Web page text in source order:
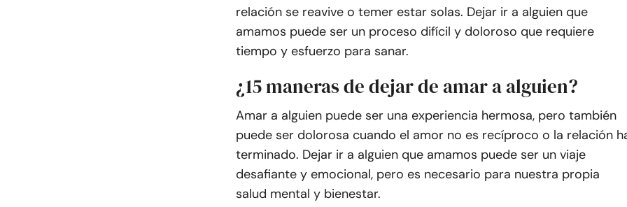
relación se reavive o temer estar solas. Dejar ir a alguien que
amamos puede ser un proceso difícil y doloroso que requiere
tiempo y esfuerzo para sanar.
¿15 maneras de dejar de amar a alguien?
Amar a alguien puede ser una experiencia hermosa, pero también
puede ser dolorosa cuando el amor no es recíproco o la relación
terminado. Dejar ir a alguien que amamos puede ser un viaje
desafiante y emocional, pero es necesario para nuestra propia
salud mental y bienestar.